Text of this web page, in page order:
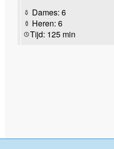
Dames: 6
Heren: 6
Tijd: 125 min